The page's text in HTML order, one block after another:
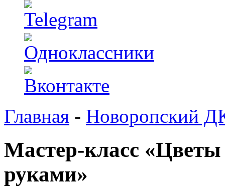
Главная - Новоропский
Мастер-класс
руками»